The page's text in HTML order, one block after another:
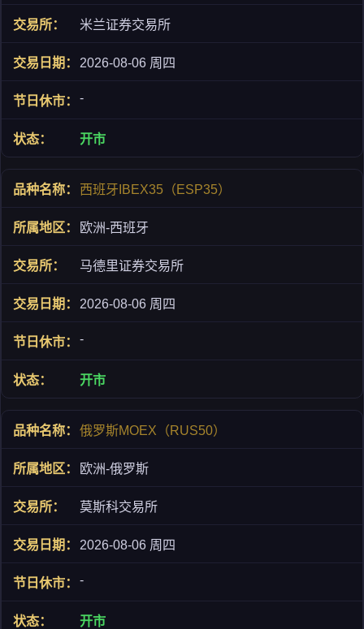
米兰证券交易所
2026-08-06 周四
-
开市
西班牙IBEX35（ESP35）
欧洲-西班牙
马德里证券交易所
2026-08-06 周四
-
开市
俄罗斯MOEX（RUS50）
欧洲-俄罗斯
莫斯科交易所
2026-08-06 周四
-
开市